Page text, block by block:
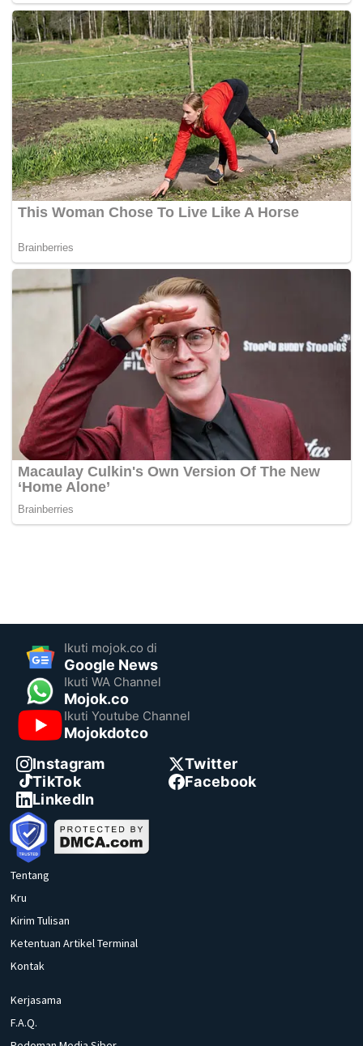
Ikuti mojok.co di
Google News
Ikuti WA Channel
Mojok.co
Ikuti Youtube Channel
Mojokdotco
Instagram
Twitter
TikTok
Facebook
LinkedIn
Tentang
Kru
Kirim Tulisan
Ketentuan Artikel Terminal
Kontak
Kerjasama
F.A.Q.